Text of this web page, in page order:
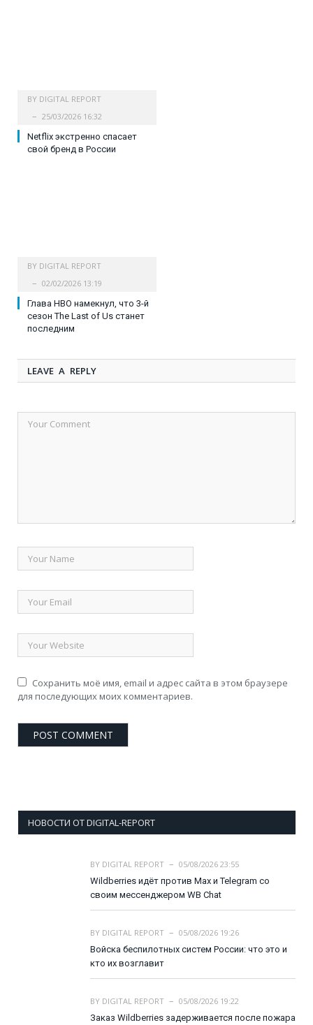
BY DIGITAL REPORT
25/03/2026 16:32
Netflix экстренно спасает
свой бренд в России
BY DIGITAL REPORT
02/02/2026 13:19
Глава HBO намекнул, что 3-й
сезон The Last of Us станет
последним
LEAVE A REPLY
Сохранить моё имя, email и адрес сайта в этом браузере
для последующих моих комментариев.
НОВОСТИ ОТ DIGITAL-REPORT
BY DIGITAL REPORT
05/08/2026 23:55
Wildberries идёт против Max и Telegram со
своим мессенджером WB Chat
BY DIGITAL REPORT
05/08/2026 19:26
Войска беспилотных систем России: что это и
кто их возглавит
BY DIGITAL REPORT
05/08/2026 19:22
Заказ Wildberries задерживается после пожара